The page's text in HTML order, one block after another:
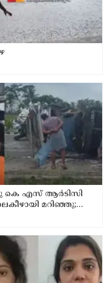
കെ എസ് ആര്‍ടിസി
മറിഞ്ഞു;
ദാരുണാന്ത്യം